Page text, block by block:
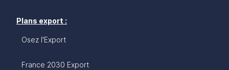
Plans export :
Osez l'Export
France 2030 Export